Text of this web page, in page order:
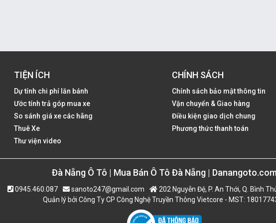
TIỆN ÍCH
Dự tính chi phí lăn bánh
Ước tính trả góp mua xe
So sánh giá xe các hãng
Thuê Xe
Thư viện video
CHÍNH SÁCH
Chính sách bảo mật thông tin
Vận chuyển & Giao hàng
Điều kiện giao dịch chung
Phương thức thanh toán
Đà Nẵng Ô Tô | Mua Bán Ô Tô Đà Nẵng |
0945.460.087 sanoto247@gmail.com
202 Nguyễn Đệ, P. An Thới, Q. Bình
Quản lý bởi Công Ty CP Công Nghệ Truyền Thông Vietcore - MST: